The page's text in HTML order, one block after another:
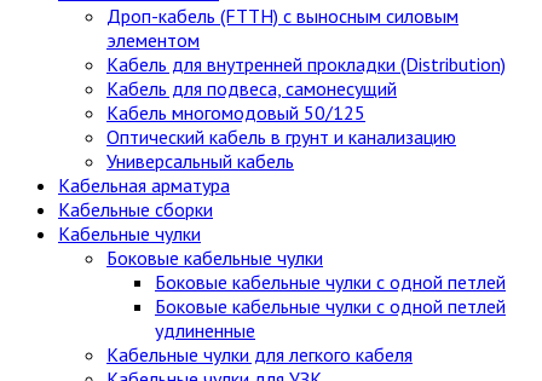
Дроп-кабель (FTTH) с выносным силовым
элементом
Кабель для внутренней прокладки (Distribution)
Кабель для подвеса, самонесущий
Кабель многомодовый 50/125
Оптический кабель в грунт и канализацию
Универсальный кабель
Кабельная арматура
Кабельные сборки
Кабельные чулки
Боковые кабельные чулки
Боковые кабельные чулки с одной петлей
Боковые кабельные чулки с одной петлей
удлиненные
Кабельные чулки для легкого кабеля